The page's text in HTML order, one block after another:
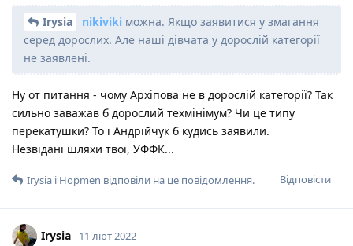
Irysia nikiviki можна. Якщо заявитися у змагання
серед дорослих. Але наші дівчата у дорослій категорії
не заявлені.
Ну от питання - чому Архіпова не в дорослій категорії? Так
сильно заважав б дорослий техмінімум? Чи це типу
перекатушки? То і Андрійчук б кудись заявили.
Незвідані шляхи твої, УФФК...
Відповісти
Irysia і Hopmen відповіли на це повідомлення.
Irysia 11 лют 2022